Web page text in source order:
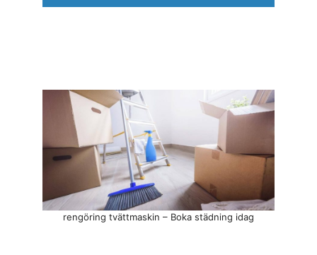
rengöring tvättmaskin – Boka städning idag